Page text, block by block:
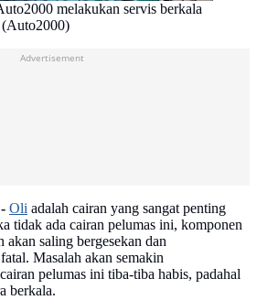
melakukan servis berkala
(Auto2000)
Advertisement
Oli adalah cairan yang sangat penting
tidak ada cairan pelumas ini, komponen
akan saling bergesekan dan
Masalah akan semakin
pelumas ini tiba-tiba habis, padahal
berkala.